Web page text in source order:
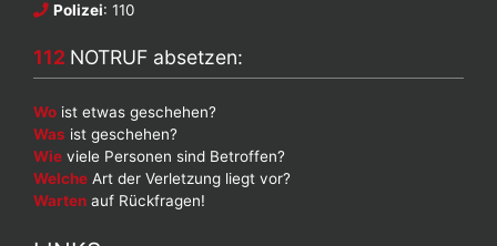
Polizei: 110
112 NOTRUF absetzen:
Wo ist etwas geschehen?
Was ist geschehen?
Wie viele Personen sind Betroffen?
Welche Art der Verletzung liegt vor?
Warten auf Rückfragen!